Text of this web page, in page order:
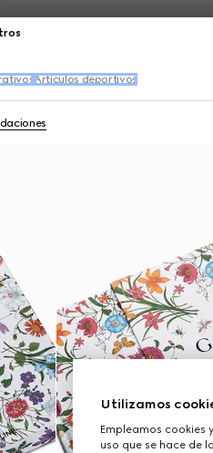
Artículos deportivos
Utilizamos
Empleamos cookies
uso que se hace de